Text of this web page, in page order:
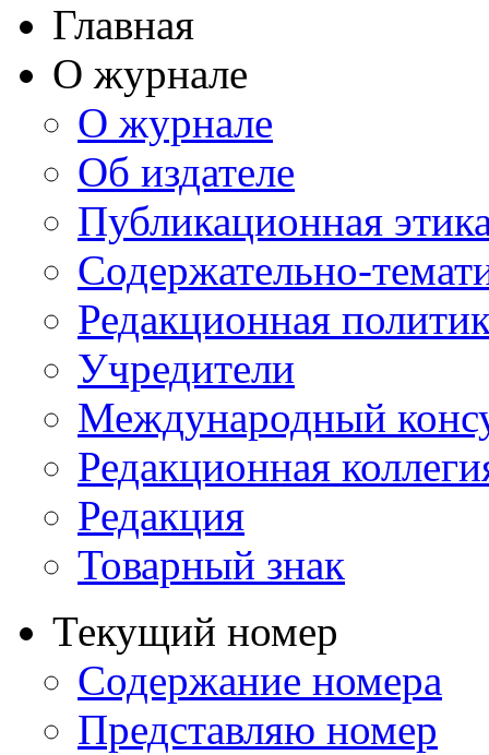
Главная
О журнале
О журнале
Об издателе
Публикационная
Содержательно-
Редакционная
Учредители
Международный
Редакционная
Редакция
Товарный знак
Текущий номер
Содержание номера
Представляю номер